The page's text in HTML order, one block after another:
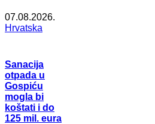
07.08.2026.
Hrvatska
Sanacija
otpada u
Gospiću
mogla bi
koštati i do
125 mil. eura